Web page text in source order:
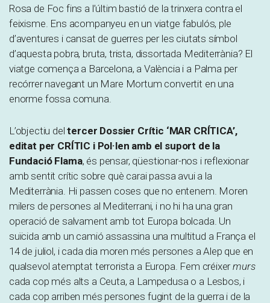
Rosa de Foc fins a l’últim bastió de la trinxera contra el
feixisme. Ens acompanyeu en un viatge fabulós, ple
d’aventures i cansat de guerres per les ciutats símbol
d’aquesta pobra, bruta, trista, dissortada Mediterrània? El
viatge comença a Barcelona, a València i a Palma per
recórrer navegant un Mare Mortum convertit en una
enorme fossa comuna.
L’objectiu deltercer Dossier Crític ‘MAR CRÍTICA’,
editat per CRÍTIC i Pol·len amb el suport de la
Fundació Flama, és pensar, qüestionar-nos i reflexionar
amb sentit crític sobre què carai passa avui a la
Mediterrània. Hi passen coses que no entenem. Moren
milers de persones al Mediterrani, i no hi ha una gran
operació de salvament amb tot Europa bolcada. Un
suïcida amb un camió assassina una multitud a França el
14 de juliol, i cada dia moren més persones a Alep que en
qualsevol atemptat terrorista a Europa. Fem créixermurs
cada cop més alts a Ceuta, a Lampedusa o a Lesbos, i
cada cop arriben més persones fugint de la guerra i de la